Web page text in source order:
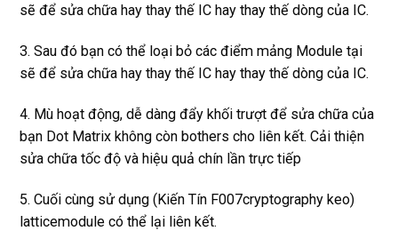
sẽ để sửa chữa hay thay thế IC hay thay thế dòng của IC.
3. Sau đó bạn có thể loại bỏ các điểm mảng Module tại
sẽ để sửa chữa hay thay thế IC hay thay thế dòng của IC.
4. Mù hoạt động, dễ dàng đẩy khối trượt để sửa chữa của
bạn Dot Matrix không còn bothers cho liên kết. Cải thiện
sửa chữa tốc độ và hiệu quả chín lần trực tiếp
5. Cuối cùng sử dụng (Kiến Tín F007cryptography keo)
latticemodule có thể lại liên kết.